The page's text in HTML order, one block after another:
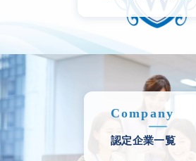
Company
認定企業一覧